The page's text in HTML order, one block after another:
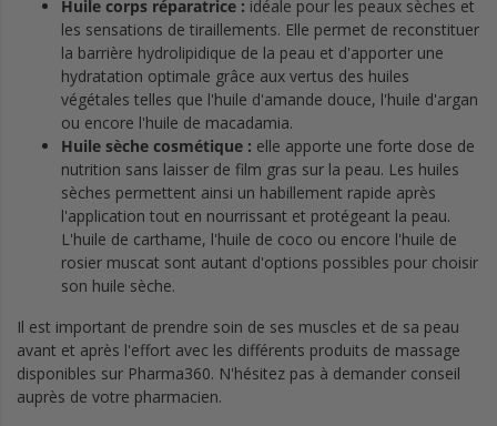
Huile corps réparatrice : idéale pour les peaux sèches et
les sensations de tiraillements. Elle permet de reconstituer
la barrière hydrolipidique de la peau et d'apporter une
hydratation optimale grâce aux vertus des huiles
végétales telles que l'huile d'amande douce, l'huile d'argan
ou encore l'huile de macadamia.
Huile sèche cosmétique : elle apporte une forte dose de
nutrition sans laisser de film gras sur la peau. Les huiles
sèches permettent ainsi un habillement rapide après
l'application tout en nourrissant et protégeant la peau.
L'huile de carthame, l'huile de coco ou encore l'huile de
rosier muscat sont autant d'options possibles pour choisir
son huile sèche.
Il est important de prendre soin de ses muscles et de sa peau
avant et après l'effort avec les différents produits de massage
disponibles sur Pharma360. N'hésitez pas à demander conseil
auprès de votre pharmacien.